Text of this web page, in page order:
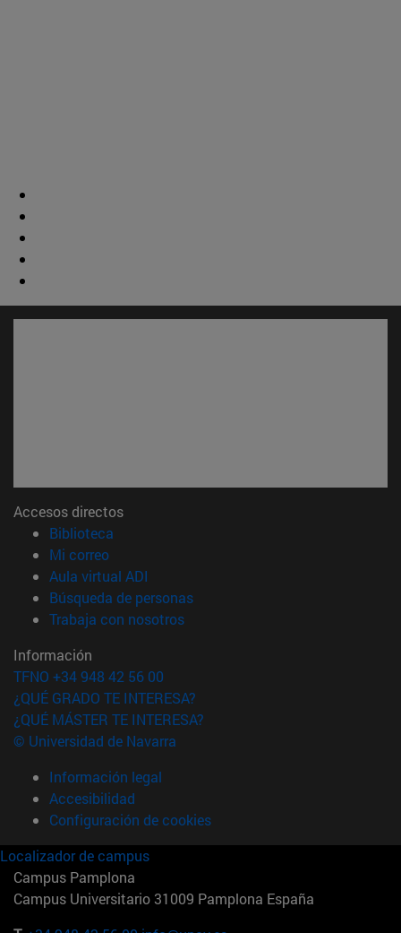
Accesos directos
Biblioteca
Mi correo(abre en nueva ventana)
Aula virtual ADI
Búsqueda de personas(abre en nueva ventana)
Trabaja con nosotros(abre en nueva ventana)
Información
TFNO +34 948 42 56 00
¿QUÉ GRADO TE INTERESA?
¿QUÉ MÁSTER TE INTERESA?
© Universidad de Navarra
Información legal
Accesibilidad
Configuración de cookies
Localizador de campus
Campus Pamplona
Campus Universitario 31009 Pamplona España